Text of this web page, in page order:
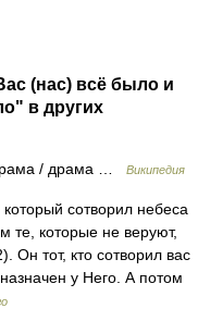
(нас) всё было и
в других
/ драма … Википедия
сотворил небеса
те, которые не веруют,
Он тот, кто сотворил вас
у Него. А потом